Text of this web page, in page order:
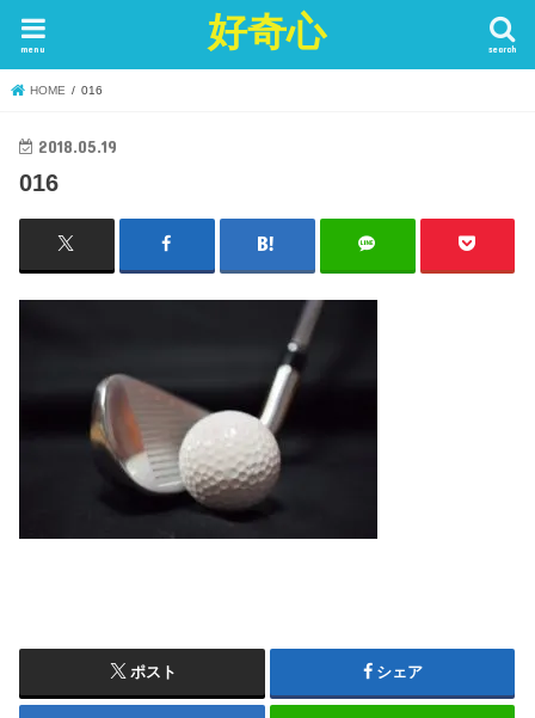
好奇心 search
menu
HOME 016
2018.05.19
016
ポスト シェア